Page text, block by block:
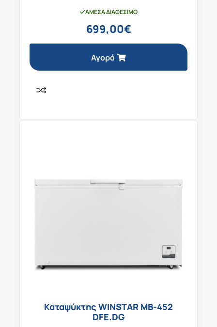
ΆΜΕΣΑ ΔΙΑΘΈΣΙΜΟ
699,00€
Αγορά
Καταψύκτης WINSTAR MB-452
DFE.DG